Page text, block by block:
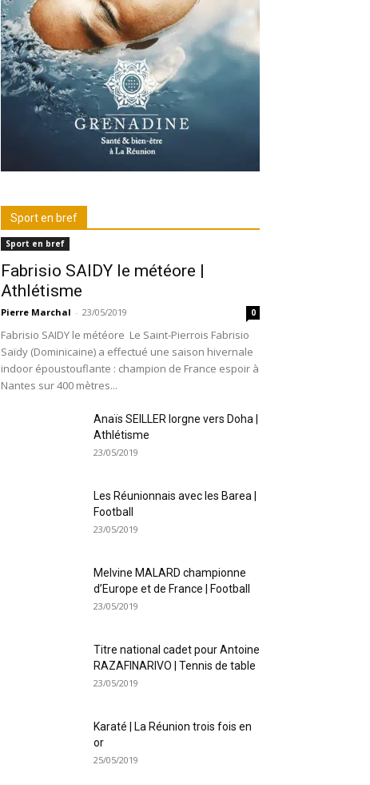
Sport en bref
Sport en bref
Fabrisio SAIDY le météore |
Athlétisme
Pierre Marchal - 23/05/2019 0
Fabrisio SAIDY le météore Le Saint-Pierrois Fabrisio
Saïdy (Dominicaine) a effectué une saison hivernale
indoor époustouflante : champion de France espoir à
Nantes sur 400 mètres...
Anaïs SEILLER lorgne vers Doha |
Athlétisme
23/05/2019
Les Réunionnais avec les Barea |
Football
23/05/2019
Melvine MALARD championne
d’Europe et de France | Football
23/05/2019
Titre national cadet pour Antoine
RAZAFINARIVO | Tennis de table
23/05/2019
Karaté | La Réunion trois fois en
or
25/05/2019